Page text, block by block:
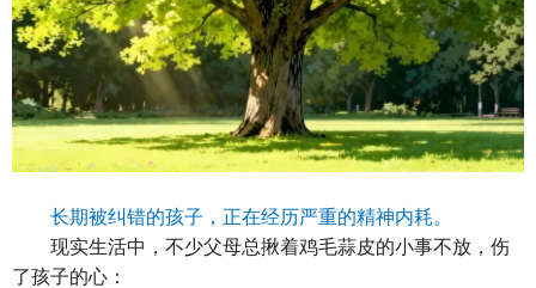
长期被纠错的孩子，正在经历严重的精神内耗。
现实生活中，不少父母总揪着鸡毛蒜皮的小事不放，伤
了孩子的心：